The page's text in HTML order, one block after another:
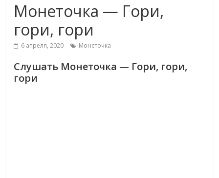
Монеточка — Гори,
гори, гори
6 апреля, 2020 Монеточка
Слушать Монеточка — Гори, гори,
гори